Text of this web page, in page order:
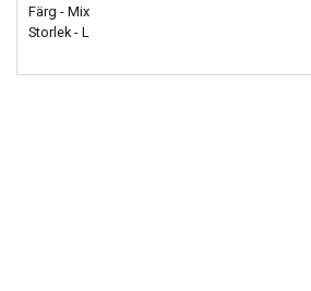
Färg - Mix
Storlek - L